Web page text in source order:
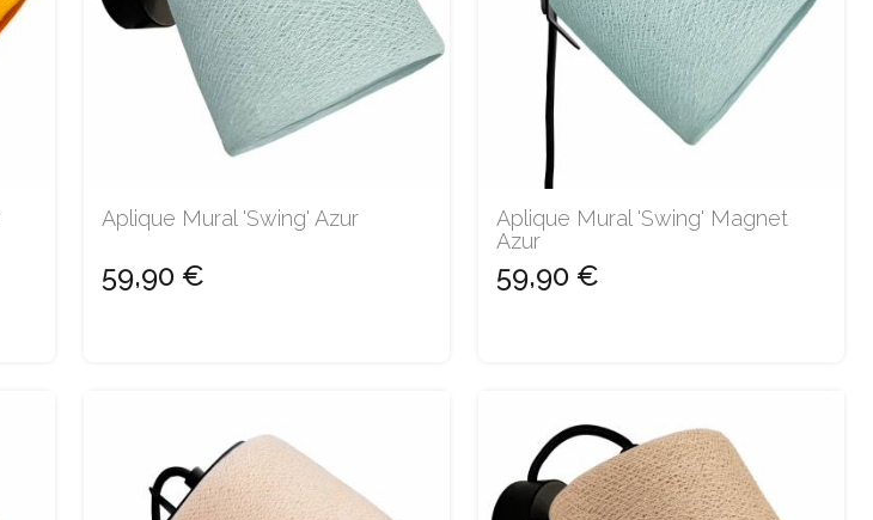
Aplique Mural 'Swing' Azur
59,90 €
Aplique Mural 'Swing' Magnet
Azur
59,90 €